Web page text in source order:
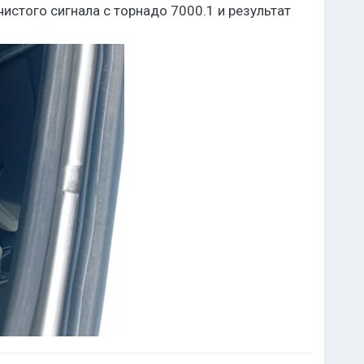
сигнала с торнадо 7000.1 и результат